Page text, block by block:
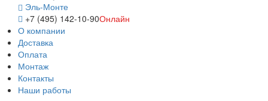
Эль-Монте
+7 (495) 142-10-90Онлайн
О компании
Доставка
Оплата
Монтаж
Контакты
Наши работы